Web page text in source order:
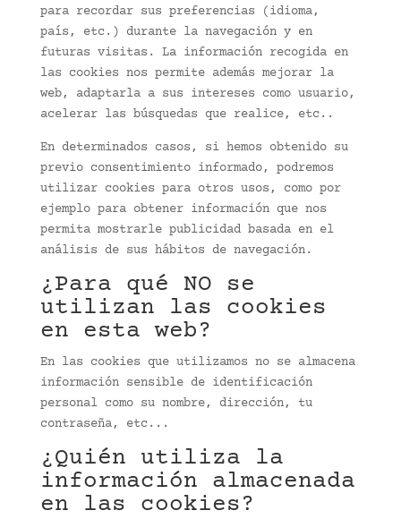
para recordar sus preferencias (idioma,
país, etc.) durante la navegación y en
futuras visitas. La información recogida en
las cookies nos permite además mejorar la
web, adaptarla a sus intereses como usuario,
acelerar las búsquedas que realice, etc..
En determinados casos, si hemos obtenido su
previo consentimiento informado, podremos
utilizar cookies para otros usos, como por
ejemplo para obtener información que nos
permita mostrarle publicidad basada en el
análisis de sus hábitos de navegación.
¿Para qué NO se
utilizan las cookies
en esta web?
En las cookies que utilizamos no se almacena
información sensible de identificación
personal como su nombre, dirección, tu
contraseña, etc...
¿Quién utiliza la
información almacenada
en las cookies?